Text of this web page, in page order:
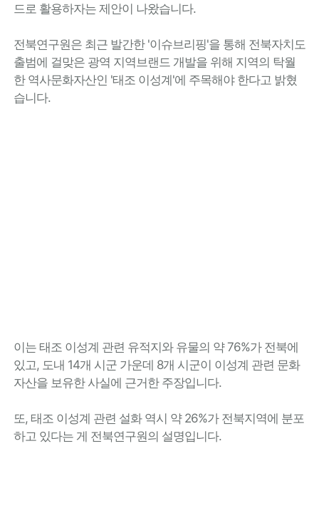
드로 활용하자는 제안이 나왔습니다.
전북연구원은 최근 발간한 '이슈브리핑'을 통해 전북자치도
출범에 걸맞은 광역 지역브랜드 개발을 위해 지역의 탁월
한 역사문화자산인 '태조 이성계'에 주목해야 한다고 밝혔
습니다.
이는 태조 이성계 관련 유적지와 유물의 약 76%가 전북에
있고, 도내 14개 시군 가운데 8개 시군이 이성계 관련 문화
자산을 보유한 사실에 근거한 주장입니다.
또, 태조 이성계 관련 설화 역시 약 26%가 전북지역에 분포
하고 있다는 게 전북연구원의 설명입니다.